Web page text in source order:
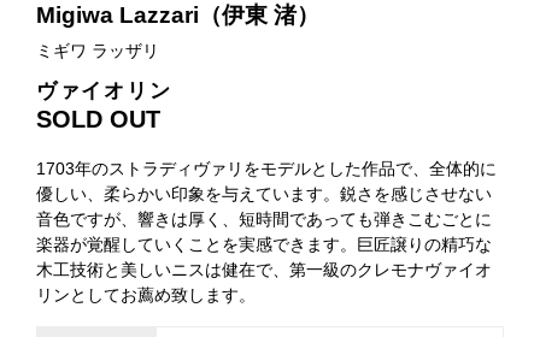
Migiwa Lazzari（伊東 渚）
ミギワ ラッザリ
ヴァイオリン
SOLD OUT
1703年のストラディヴァリをモデルとした作品で、全体的に
優しい、柔らかい印象を与えています。鋭さを感じさせない
音色ですが、響きは厚く、短時間であっても弾きこむごとに
楽器が覚醒していくことを実感できます。巨匠譲りの精巧な
木工技術と美しいニスは健在で、第一級のクレモナヴァイオ
リンとしてお薦め致します。